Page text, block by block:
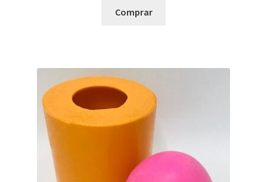
Comprar